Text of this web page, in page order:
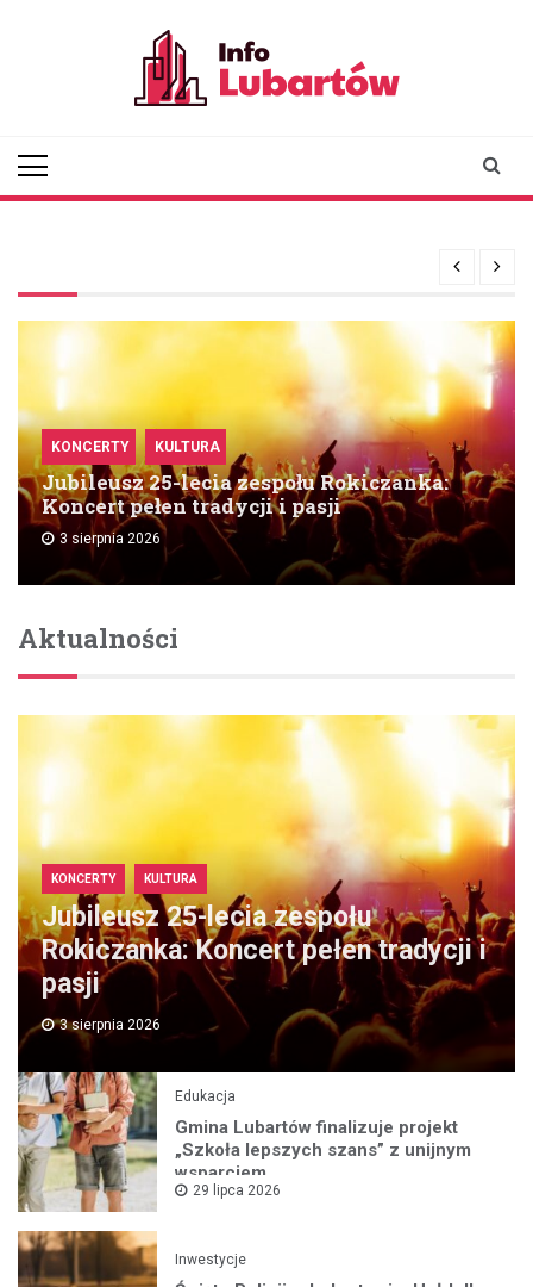
KONCERTY KULTURA
Jubileusz 25-lecia zespołu Rokiczanka:
Koncert pełen tradycji i pasji
3 sierpnia 2026
Aktualności
KONCERTY KULTURA
Jubileusz 25-lecia zespołu
Rokiczanka: Koncert pełen tradycji i
pasji
3 sierpnia 2026
Edukacja
Gmina Lubartów finalizuje projekt
„Szkoła lepszych szans” z unijnym
wsparciem
29 lipca 2026
Inwestycje